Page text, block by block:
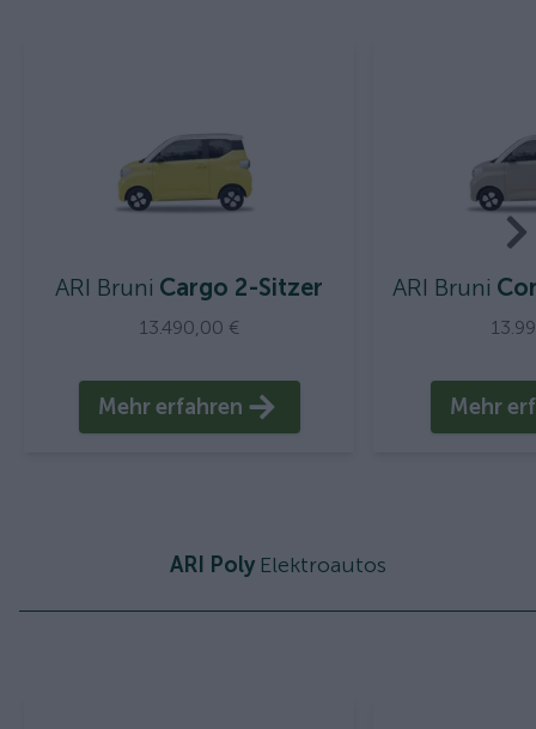
ARI Bruni Cargo 2-Sitzer
13.490,00 €
Mehr erfahren
ARI Bruni
Mehr
ARI Poly Elektroautos